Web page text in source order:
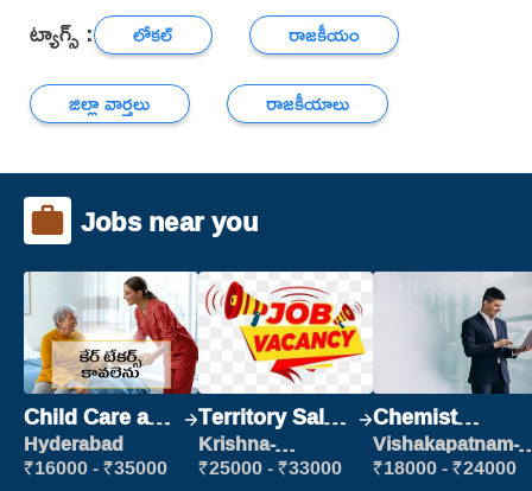
ట్యాగ్స్ : లోకల్
రాజకీయం
జిల్లా వార్తలు
రాజకీయాలు
Jobs near you
Child Care and
Patient care
Hyderabad
₹16000 - ₹35000
Territory Sales
Manager
Krishna-
vijayawada
₹25000 - ₹33000
Chemist
Production
Executive
Vishakapatnam-
new
₹18000 - ₹24000